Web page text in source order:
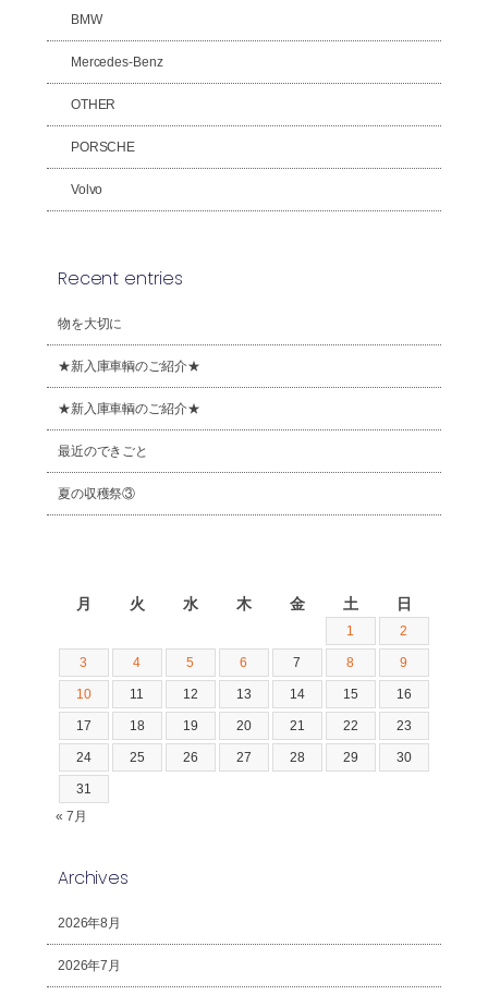
BMW
Mercedes-Benz
OTHER
PORSCHE
Volvo
Recent entries
物を大切に
★新入庫車輌のご紹介★
★新入庫車輌のご紹介★
最近のできごと
夏の収穫祭③
月 火 水 木 金 土 日
1 2
3 4 5 6 7 8 9
10 11 12 13 14 15 16
17 18 19 20 21 22 23
24 25 26 27 28 29 30
31
« 7月
Archives
2026年8月
2026年7月